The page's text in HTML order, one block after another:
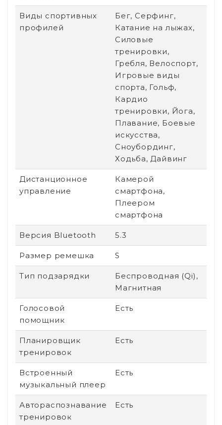
Виды спортивных
профилей
Бег, Серфинг,
Катание на лыжах,
Силовые
тренировки,
Гребля, Велоспорт,
Игровые виды
спорта, Гольф,
Кардио
тренировки, Йога,
Плавание, Боевые
искусства,
Сноубординг,
Ходьба, Дайвинг
Дистанционное
управление
Камерой
смартфона,
Плеером
смартфона
Версия Bluetooth 5.3
Размер ремешка S
Тип подзарядки
Беспроводная (Qi),
Магнитная
Голосовой
помощник
Есть
Планировщик
тренировок
Есть
Встроенный
музыкальный плеер
Есть
Автораспознавание
тренировок
Есть